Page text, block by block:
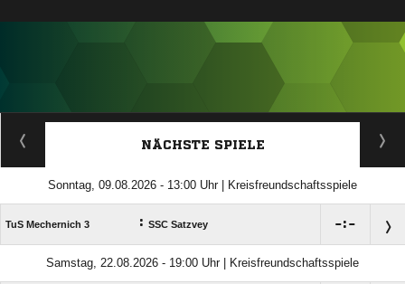
ANZEIGE
NÄCHSTE SPIELE
Sonntag, 09.08.2026 - 13:00 Uhr | Kreisfreundschaftsspiele
TuS Mechernich 3 : SSC Satzvey :
Samstag, 22.08.2026 - 19:00 Uhr | Kreisfreundschaftsspiele